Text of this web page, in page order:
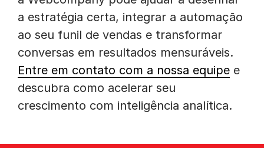
a estratégia certa, integrar a automação
ao seu funil de vendas e transformar
conversas em resultados mensuráveis.
Entre em contato com a nossa equipe e
descubra como acelerar seu
crescimento com inteligência analítica.